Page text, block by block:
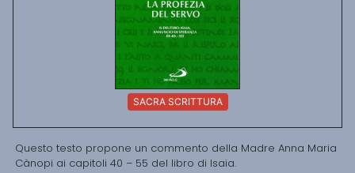
SACRA SCRITTURA
Questo testo propone un commento della Madre Anna Maria
Cànopi ai capitoli 40 – 55 del libro di Isaia.